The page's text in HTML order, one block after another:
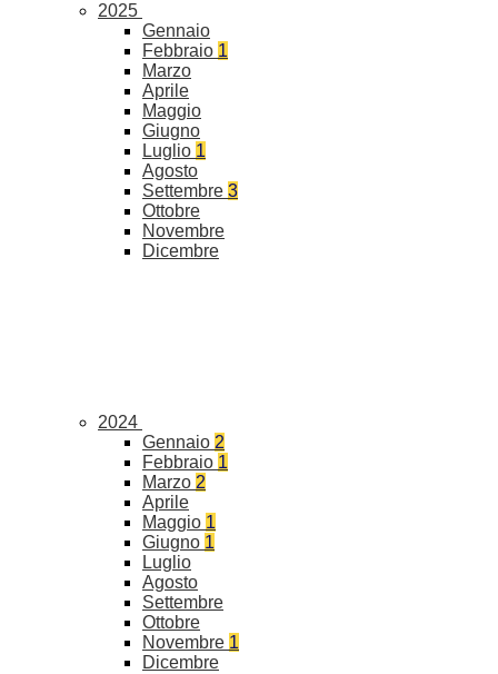
2025
Gennaio
Febbraio 1
Marzo
Aprile
Maggio
Giugno
Luglio 1
Agosto
Settembre 3
Ottobre
Novembre
Dicembre
2024
Gennaio 2
Febbraio 1
Marzo 2
Aprile
Maggio 1
Giugno 1
Luglio
Agosto
Settembre
Ottobre
Novembre 1
Dicembre